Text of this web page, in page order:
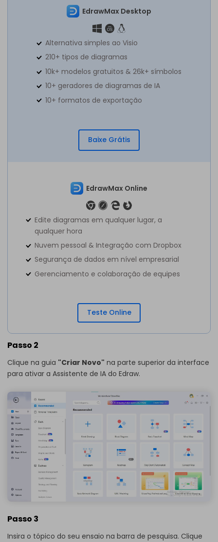
EdrawMax Desktop
Alternativa simples ao Visio
210+ tipos de diagramas
10k+ modelos gratuitos & 26k+ símbolos
10+ geradores de diagramas de IA
10+ formatos de exportação
Baixe Grátis
EdrawMax Online
Edite diagramas em qualquer lugar, a
qualquer hora
Nuvem pessoal & Integração com Dropbox
Segurança de dados em nível empresarial
Gerenciamento e colaboração de equipes
Teste Online
Passo 2
Clique na guia "Criar Novo" na parte superior da interface
para ativar a Assistente de IA do Edraw.
Passo 3
Insira o tópico do seu ensaio na barra de pesquisa. Clique